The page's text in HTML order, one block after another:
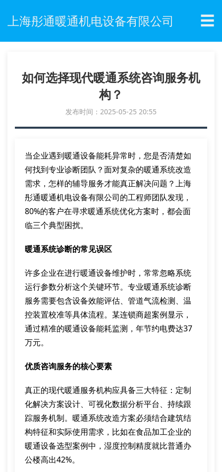
上海彤通暖通机电设备有限公司 ☰
如何选择现代暖通系统咨询服务机
构？
发布时间：2025-05-25 20:55
当企业遇到暖通设备能耗异常时，您是否清楚如
何找到专业诊断团队？面对复杂的暖通系统改造
需求，怎样的辅导服务才能真正解决问题？上海
彤通暖通机电设备有限公司的工程师团队发现，
80%的客户在寻求暖通系统优化方案时，都会面
临三个典型困扰。
暖通系统诊断的常见误区
许多企业在进行暖通设备维护时，常常忽略系统
运行参数分析这个关键环节。专业暖通系统诊断
服务需要包含设备效能评估、管道气流检测、温
控装置校准等具体流程。某连锁商超案例显示，
通过精准的暖通设备能耗监测，年节约电费达37
万元。
优质咨询服务的核心要素
真正的现代暖通服务机构应具备三大特征：定制
化解决方案设计、可视化数据分析平台、持续跟
踪服务机制。暖通系统改造方案必须结合建筑结
构特征和实际使用需求，比如在食品加工企业的
暖通设备选型案例中，湿度控制精度就比普通办
公楼高出42%。